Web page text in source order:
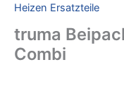
Heizen Ersatzteile
truma
Combi